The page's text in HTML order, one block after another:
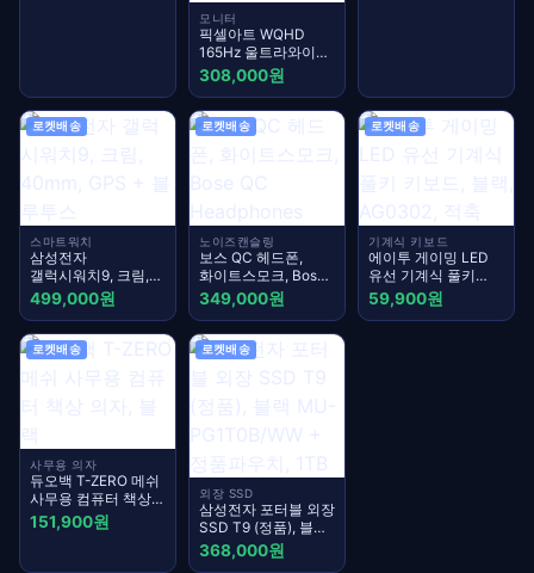
모니터
픽셀아트 WQHD
165Hz 울트라와이드
모니터 화이트,
83.36cm,
PAQ3416W(무결점)
308,000원
로켓배송
스마트워치
삼성전자
갤럭시워치9, 크림,
40mm, GPS +
블루투스
499,000원
로켓배송
노이즈캔슬링
보스 QC 헤드폰,
화이트스모크, Bose
QC Headphones
349,000원
로켓배송
기계식 키보드
에이투 게이밍 LED
유선 기계식 풀키
키보드, 블랙,
AG0302, 적축
59,900원
로켓배송
사무용 의자
듀오백 T-ZERO 메쉬
사무용 컴퓨터 책상
의자, 블랙
151,900원
로켓배송
외장 SSD
삼성전자 포터블 외장
SSD T9 (정품), 블랙
MU-PG1T0B/WW +
정품파우치, 1TB
368,000원